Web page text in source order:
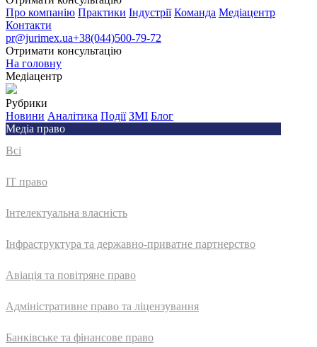
Про компанію Практики Індустрії Команда Медіацентр
Контакти
pr@jurimex.ua+38(044)500-79-72
Отримати консультацію
На головну
Медіацентр
Рубрики
Новини Аналітика Події ЗМІ Блог
Медіа право
Всі
IT право
Інтелектуальна власність
Інфраструктура та державно-приватне партнерство
Авіація та повітряне право
Адмiнiстративне право та лiцензування
Банківське та фінансове право